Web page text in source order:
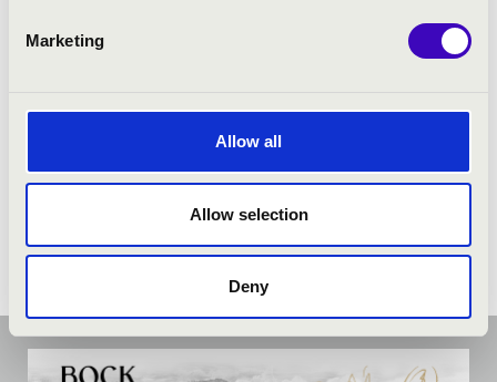
Marketing
Allow all
Allow selection
Deny